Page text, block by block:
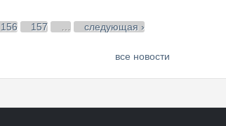
156 157
следующая ›
все новости